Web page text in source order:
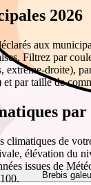
Brebis
2026
aux
Filtrez par
extrême-droite),
par taille de
par
climatiques de
élévation du
issues de